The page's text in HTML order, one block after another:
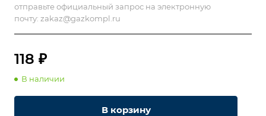
отправьте официальный запрос на электронную
почту: zakaz@gazkompl.ru
118 ₽
В наличии
В корзину